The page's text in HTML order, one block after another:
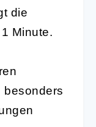
die
Minute.
besonders